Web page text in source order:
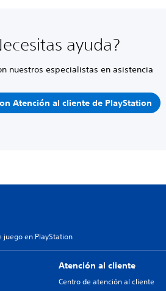
ayuda?
nuestros especialistas en asistencia
Atención al cliente de PlayStation
juego en PlayStation
Atención al cliente
Centro de atención al cliente